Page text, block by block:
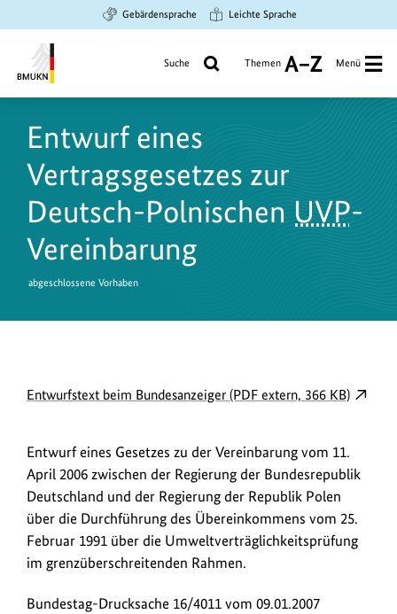
Hauptinhalt
springen
Suche
springen
Hauptnavigation
springen
Gebärdensprache Leichte Sprache
Umwelt,
Naturschutz
und
nukleare
Sicherheit
Suche Themen
A
Z
Menü
Entwurf eines
Vertragsgesetzes zur
Deutsch-Polnischen UVP-
Vereinbarung
abgeschlossene Vorhaben
D
w
n
l
o
a
d
s
Entwurfstext beim Bundesanzeiger (PDF extern, 366 KB)externer
neuem
beim
Entwurf eines Gesetzes zu der Vereinbarung vom 11.
April 2006 zwischen der Regierung der Bundesrepublik
Deutschland und der Regierung der Republik Polen
über die Durchführung des Übereinkommens vom 25.
Februar 1991 über die Umweltverträglichkeitsprüfung
im grenzüberschreitenden Rahmen.
Bundestag-Drucksache 16/4011 vom 09.01.2007